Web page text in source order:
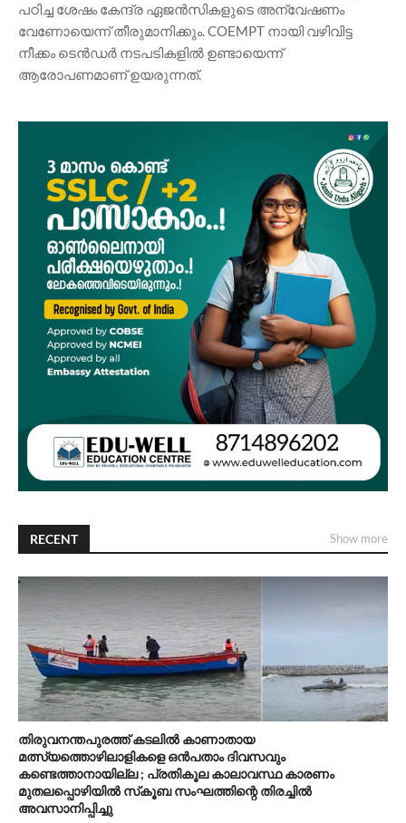
പഠിച്ച ശേഷം കേന്ദ്ര ഏജൻസികളുടെ അന്വേഷണം
വേണോയെന്ന് തീരുമാനിക്കും. COEMPT നായി വഴിവിട്ട
നീക്കം ടെൻഡർ നടപടികളിൽ ഉണ്ടായെന്ന്
ആരോപണമാണ് ഉയരുന്നത്.
RECENT Show more
തിരുവനന്തപുരത്ത് കടലിൽ കാണാതായ
മത്സ്യത്തൊഴിലാളികളെ ഒൻപതാം ദിവസവും
കണ്ടെത്താനായില്ല ; പ്രതികൂല കാലാവസ്ഥ കാരണം
മുതലപ്പൊഴിയിൽ സ്‌കൂബ സംഘത്തിന്റെ തിരച്ചിൽ
അവസാനിപ്പിച്ചു